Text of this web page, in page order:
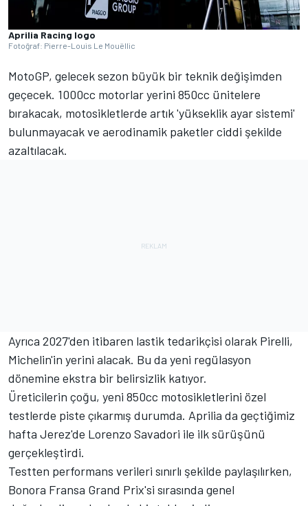
Aprilia Racing logo
Fotoğraf: Pierre-Louis Le Mouëllic
MotoGP, gelecek sezon büyük bir teknik değişimden
geçecek. 1000cc motorlar yerini 850cc ünitelere
bırakacak, motosikletlerde artık 'yükseklik ayar sistemi'
bulunmayacak ve aerodinamik paketler ciddi şekilde
azaltılacak.
Ayrıca 2027'den itibaren lastik tedarikçisi olarak Pirelli,
Michelin'in yerini alacak. Bu da yeni regülasyon
dönemine ekstra bir belirsizlik katıyor.
Üreticilerin çoğu, yeni 850cc motosikletlerini özel
testlerde piste çıkarmış durumda. Aprilia da geçtiğimiz
hafta Jerez'de Lorenzo Savadori ile ilk sürüşünü
gerçekleştirdi.
Testten performans verileri sınırlı şekilde paylaşılırken,
Bonora Fransa Grand Prix'si sırasında genel